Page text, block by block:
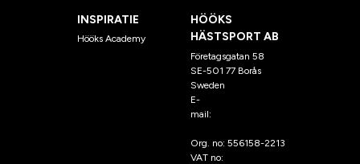
INSPIRATIE
Hööks Academy
HÖÖKS
HÄSTSPORT AB
Företagsgatan 58
SE-501 77 Borås
Sweden
E-
mail:
Org. no: 556158-2213
VAT no: